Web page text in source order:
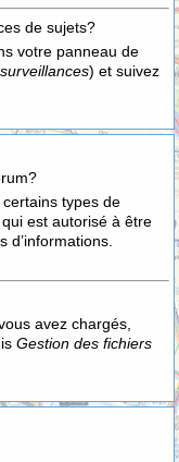
de sujets?
votre panneau de
) et suivez
types de
est autorisé à être
d’informations.
avez chargés,
Gestion des fichiers